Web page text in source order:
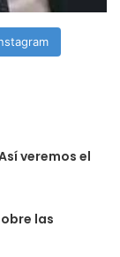
veremos el
las